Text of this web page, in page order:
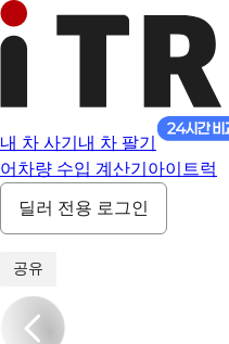
내 차 사기 내 차 팔기
어 차량 수입 계산기 아이트럭
딜러 전용 로그인
공유
/20